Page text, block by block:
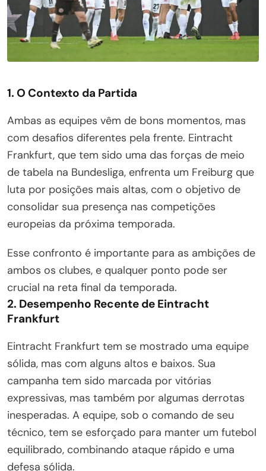
1. O Contexto da Partida
Ambas as equipes vêm de bons momentos, mas
com desafios diferentes pela frente. Eintracht
Frankfurt, que tem sido uma das forças de meio
de tabela na Bundesliga, enfrenta um Freiburg que
luta por posições mais altas, com o objetivo de
consolidar sua presença nas competições
europeias da próxima temporada.
Esse confronto é importante para as ambições de
ambos os clubes, e qualquer ponto pode ser
crucial na reta final da temporada.
2. Desempenho Recente de Eintracht
Frankfurt
Eintracht Frankfurt tem se mostrado uma equipe
sólida, mas com alguns altos e baixos. Sua
campanha tem sido marcada por vitórias
expressivas, mas também por algumas derrotas
inesperadas. A equipe, sob o comando de seu
técnico, tem se esforçado para manter um futebol
equilibrado, combinando ataque rápido e uma
defesa sólida.